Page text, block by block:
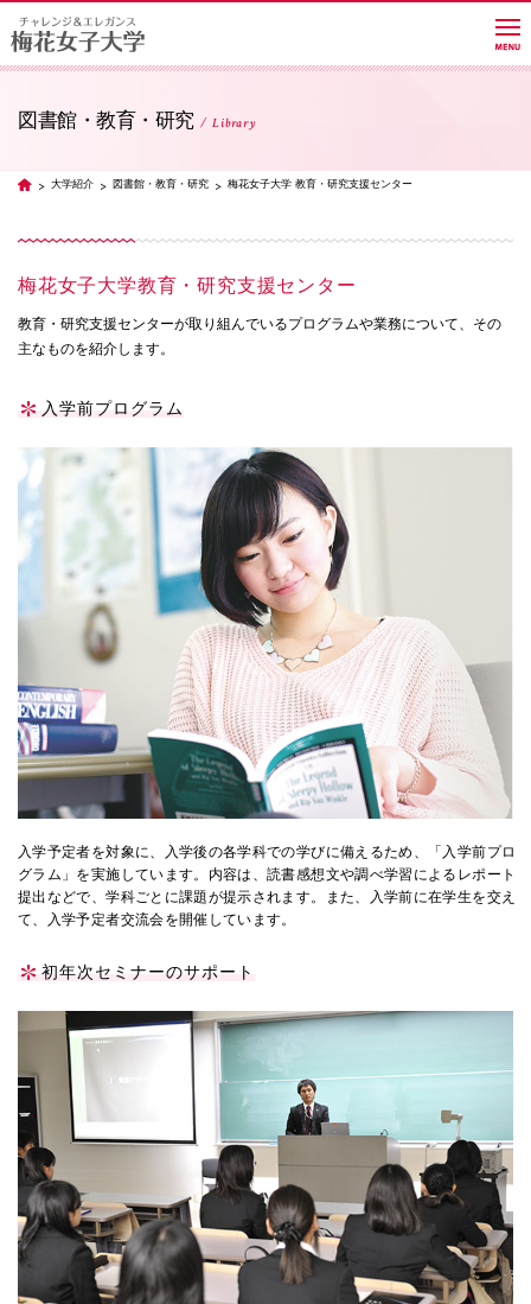
学部・学科・大学院
教員紹介サイト
キャンパスライフ
進路・就職
国際交流
産学連携
入試情報
代表
072-643-6221
入試広報部
072-643-6566
図書館・教育・研究 Library
TOP大学紹介 図書館・教育・研究 梅花女子大学 教育・研究支援センター
梅花女子大学教育・研究支援センター
教育・研究支援センターが取り組んでいるプログラムや業務について、その
主なものを紹介します。
入学前プログラム
入学予定者を対象に、入学後の各学科での学びに備えるため、「入学前プロ
グラム」を実施しています。内容は、読書感想文や調べ学習によるレポート
提出などで、学科ごとに課題が提示されます。また、入学前に在学生を交え
て、入学予定者交流会を開催しています。
初年次セミナーのサポート